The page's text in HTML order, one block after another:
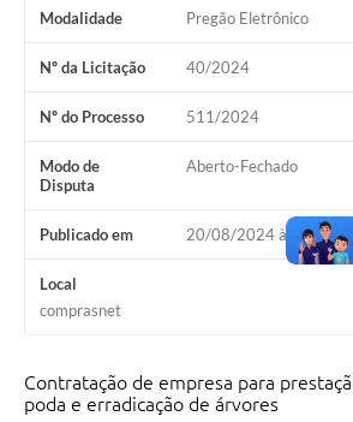
Galeria de Vídeos
Secretarias
Contas Públicas
Legislação
Editais
Prefeito por um dia
IPTU
Transparência
Modalidade Pregão Eletrônico
Nº da Licitação 40/2024
Nº do Processo 511/2024
Modo de
Disputa
Aberto-Fechado
Publicado em 20/08/2024 às 08h00
Local
comprasnet
Contratação de empresa para
poda e erradicação de árvores